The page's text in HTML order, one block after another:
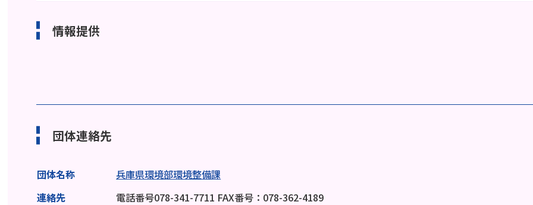
情報提供
団体連絡先
団体名称
兵庫県環境部環境整備課
連絡先
電話番号078-341-7711 FAX番号：078-362-4189